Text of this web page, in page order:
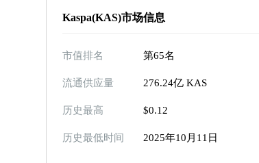
Kaspa(KAS)市场信息
市值排名 第65名
流通供应量 276.24亿 KAS
历史最高 $0.12
历史最低时间 2025年10月11日